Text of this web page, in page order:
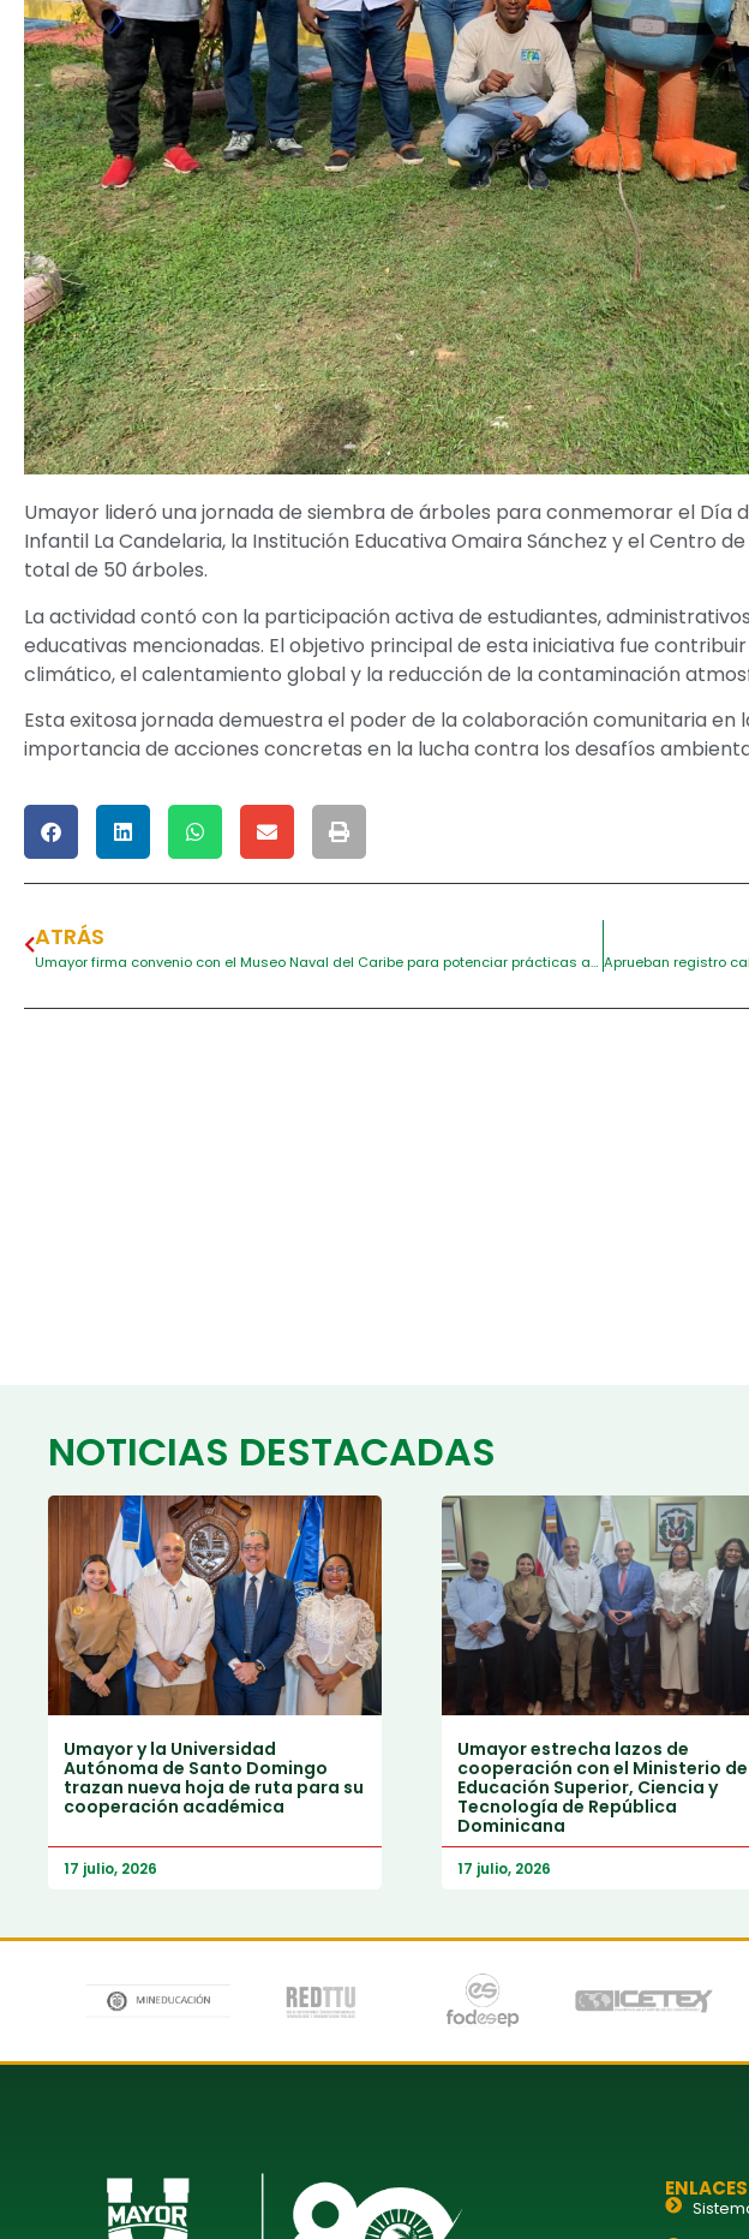
Umayor lideró una jornada de siembra de árboles para conmemorar el Día
Infantil La Candelaria, la Institución Educativa Omaira Sánchez y el Centro
total de 50 árboles.
La actividad contó con la participación activa de estudiantes,
educativas mencionadas. El objetivo principal de esta iniciativa fue
climático, el calentamiento global y la reducción de la contaminación
Esta exitosa jornada demuestra el poder de la colaboración comunitaria
importancia de acciones concretas en la lucha contra los desafíos
ATRÁS
Umayor firma convenio con el Museo Naval del Caribe para potenciar prácticas académicas estudiantiles
NOTICIAS DESTACADAS
Umayor y la Universidad
Autónoma de Santo Domingo
trazan nueva hoja de ruta para su
cooperación académica
17 julio, 2026
Umayor estrecha lazos de
cooperación con el Ministerio de
Educación Superior, Ciencia y
Tecnología de República
Dominicana
17 julio, 2026